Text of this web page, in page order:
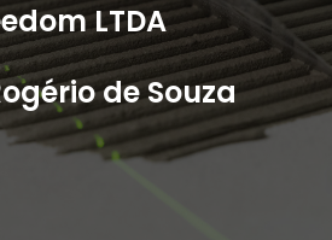
LTDA
de Souza